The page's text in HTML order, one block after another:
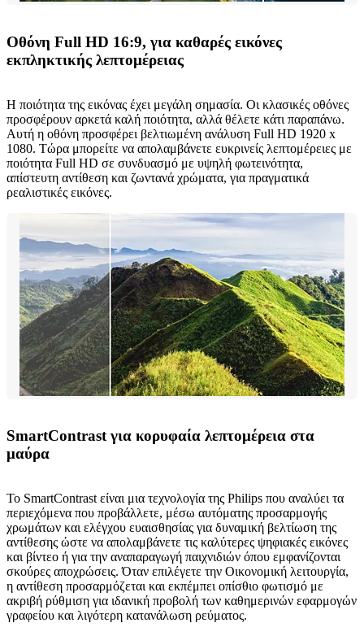
Οθόνη Full HD 16:9, για καθαρές εικόνες
εκπληκτικής λεπτομέρειας
Η ποιότητα της εικόνας έχει μεγάλη σημασία. Οι κλασικές οθόνες
προσφέρουν αρκετά καλή ποιότητα, αλλά θέλετε κάτι παραπάνω.
Αυτή η οθόνη προσφέρει βελτιωμένη ανάλυση Full HD 1920 x
1080. Τώρα μπορείτε να απολαμβάνετε ευκρινείς λεπτομέρειες με
ποιότητα Full HD σε συνδυασμό με υψηλή φωτεινότητα,
απίστευτη αντίθεση και ζωντανά χρώματα, για πραγματικά
ρεαλιστικές εικόνες.
SmartContrast για κορυφαία λεπτομέρεια στα
μαύρα
To SmartContrast είναι μια τεχνολογία της Philips που αναλύει τα
περιεχόμενα που προβάλλετε, μέσω αυτόματης προσαρμογής
χρωμάτων και ελέγχου ευαισθησίας για δυναμική βελτίωση της
αντίθεσης ώστε να απολαμβάνετε τις καλύτερες ψηφιακές εικόνες
και βίντεο ή για την αναπαραγωγή παιχνιδιών όπου εμφανίζονται
σκούρες αποχρώσεις. Όταν επιλέγετε την Οικονομική λειτουργία,
η αντίθεση προσαρμόζεται και εκπέμπει οπίσθιο φωτισμό με
ακριβή ρύθμιση για ιδανική προβολή των καθημερινών εφαρμογών
γραφείου και λιγότερη κατανάλωση ρεύματος.